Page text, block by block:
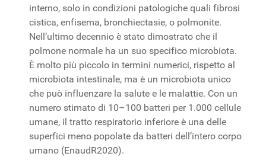
interno, solo in condizioni patologiche quali fibrosi
cistica, enfisema, bronchiectasie, o polmonite.
Nell’ultimo decennio è stato dimostrato che il
polmone normale ha un suo specifico microbiota.
È molto più piccolo in termini numerici, rispetto al
microbiota intestinale, ma è un microbiota unico
che può influenzare la salute e le malattie. Con un
numero stimato di 10–100 batteri per 1.000 cellule
umane, il tratto respiratorio inferiore è una delle
superfici meno popolate da batteri dell’intero corpo
umano (EnaudR2020).